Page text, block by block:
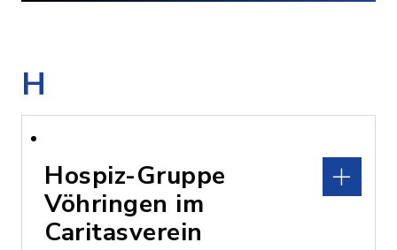
H
Hospiz-Gruppe
Vöhringen im
Caritasverein